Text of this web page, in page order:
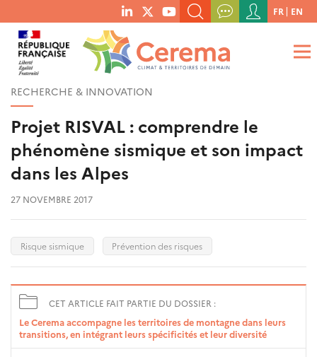
menu
social
links
RECHERCHER UN MOT-CLÉ, UNE PUBLICATION, ETC.
QUE RECHERCHEZ-VOUS ?
Menu
du
compte
de
FR EN
RECHERCHE & INNOVATION
Projet RISVAL : comprendre le
phénomène sismique et son impact
dans les Alpes
27 NOVEMBRE 2017
Risque sismique Prévention des risques
CET ARTICLE FAIT PARTIE DU DOSSIER :
Le Cerema accompagne les territoires de montagne dans leurs
transitions, en intégrant leurs spécificités et leur diversité